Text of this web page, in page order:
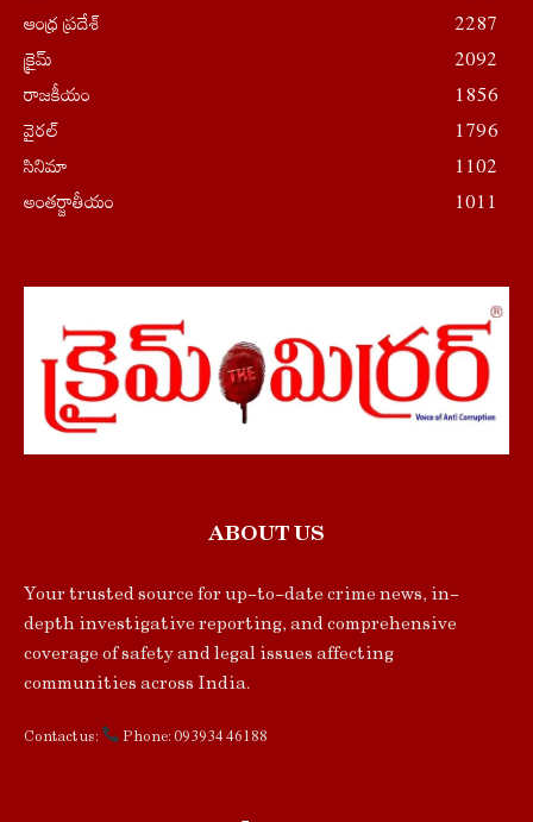
ఆంధ్ర ప్రదేశ్
2287
క్రైమ్
2092
రాజకీయం
1856
వైరల్
1796
సినిమా
1102
అంతర్జాతీయం
1011
ABOUT US
Your trusted source for up-to-date crime news, in-
depth investigative reporting, and comprehensive
coverage of safety and legal issues affecting
communities across India.
Contact us: Phone: 093934 46188